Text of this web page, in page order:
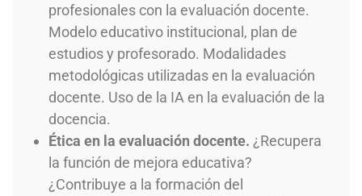
profesionales con la evaluación docente.
Modelo educativo institucional, plan de
estudios y profesorado. Modalidades
metodológicas utilizadas en la evaluación
docente. Uso de la IA en la evaluación de la
docencia.
Ética en la evaluación docente. ¿Recupera
la función de mejora educativa?
¿Contribuye a la formación del